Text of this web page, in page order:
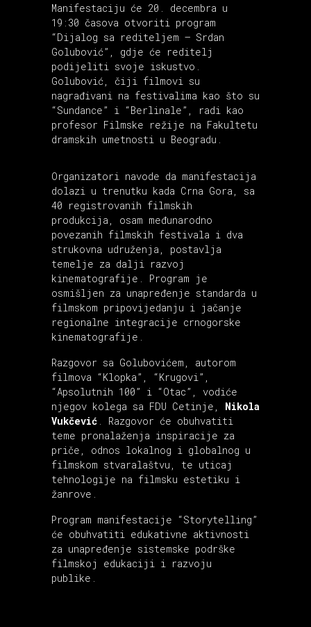
Manifestaciju će 20. decembra u
19:30 časova otvoriti program
“Dijalog sa rediteljem – Srdan
Golubović”, gdje će reditelj
podijeliti svoje iskustvo.
Golubović, čiji filmovi su
nagrađivani na festivalima kao što su
“Sundance” i “Berlinale”, radi kao
profesor Filmske režije na Fakultetu
dramskih umetnosti u Beogradu.
Organizatori navode da manifestacija
dolazi u trenutku kada Crna Gora, sa
40 registrovanih filmskih
produkcija, osam međunarodno
povezanih filmskih festivala i dva
strukovna udruženja, postavlja
temelje za dalji razvoj
kinematografije. Program je
osmišljen za unapređenje standarda u
filmskom pripovijedanju i jačanje
regionalne integracije crnogorske
kinematografije.
Razgovor sa Golubovićem, autorom
filmova “Klopka”, “Krugovi”,
“Apsolutnih 100” i “Otac”, vodiće
njegov kolega sa FDU Cetinje, Nikola
Vukčević . Razgovor će obuhvatiti
teme pronalaženja inspiracije za
priče, odnos lokalnog i globalnog u
filmskom stvaralaštvu, te uticaj
tehnologije na filmsku estetiku i
žanrove.
Program manifestacije “Storytelling”
će obuhvatiti edukativne aktivnosti
za unapređenje sistemske podrške
filmskoj edukaciji i razvoju
publike.